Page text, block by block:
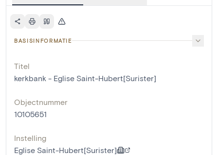
BASISINFORMATIE
Titel
kerkbank - Eglise Saint-Hubert[Surister]
Objectnummer
10105651
Instelling
Eglise Saint-Hubert[Surister]